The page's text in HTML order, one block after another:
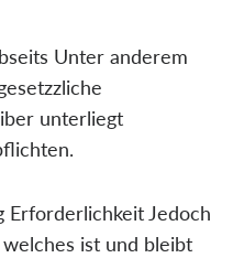
Unter anderem
unterliegt
Jedoch
ist und bleibt